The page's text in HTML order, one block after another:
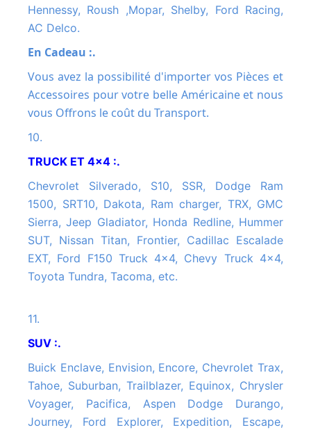
Hennessy, Roush ,Mopar, Shelby, Ford Racing,
AC Delco.
En Cadeau :.
Vous avez la possibilité d'importer vos Pièces et
Accessoires pour votre belle Américaine et nous
vous Offrons le coût du Transport.
10.
TRUCK ET 4x4 :.
Chevrolet Silverado, S10, SSR, Dodge Ram
1500, SRT10, Dakota, Ram charger, TRX, GMC
Sierra, Jeep Gladiator, Honda Redline, Hummer
SUT, Nissan Titan, Frontier, Cadillac Escalade
EXT, Ford F150 Truck 4x4, Chevy Truck 4x4,
Toyota Tundra, Tacoma, etc.
11.
SUV :.
Buick Enclave, Envision, Encore, Chevrolet Trax,
Tahoe, Suburban, Trailblazer, Equinox, Chrysler
Voyager, Pacifica, Aspen Dodge Durango,
Journey, Ford Explorer, Expedition, Escape,